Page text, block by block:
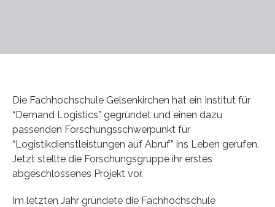
Die Fachhochschule Gelsenkirchen hat ein Institut für
“Demand Logistics” gegründet und einen dazu
passenden Forschungsschwerpunkt für
“Logistikdienstleistungen auf Abruf” ins Leben gerufen.
Jetzt stellte die Forschungsgruppe ihr erstes
abgeschlossenes Projekt vor.
Im letzten Jahr gründete die Fachhochschule